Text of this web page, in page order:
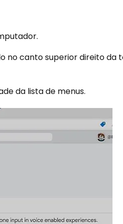
no canto superior direito da
da lista de menus.